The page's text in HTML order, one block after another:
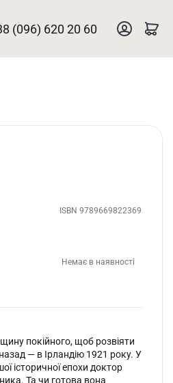
(096) 620 20 60
ISBN 9789669822369
Немає в наявності
покійного, щоб розвіяти
— в Ірландію 1921 року. У
історичної епохи доктор
Та чи готова вона